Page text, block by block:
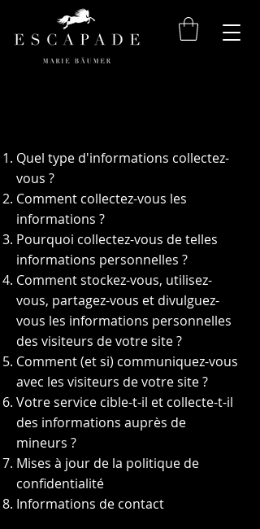
Quel type d'informations collectez-
vous ?
Comment collectez-vous les
informations ?
Pourquoi collectez-vous de telles
informations personnelles ?
Comment stockez-vous, utilisez-
vous, partagez-vous et divulguez-
vous les informations personnelles
des visiteurs de votre site ?
Comment (et si) communiquez-vous
avec les visiteurs de votre site ?
Votre service cible-t-il et collecte-t-il
des informations auprès de
mineurs ?
Mises à jour de la politique de
confidentialité
Informations de contact